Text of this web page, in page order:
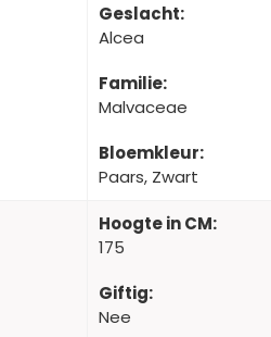
Geslacht:
Alcea
Familie:
Malvaceae
Bloemkleur:
Paars, Zwart
Hoogte in CM:
175
Giftig:
Nee